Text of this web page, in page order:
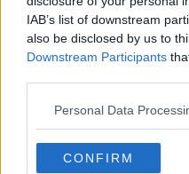
IAB’s list of downstream
also be disclosed by us to
Downstream Participants
Personal Data
CONFIRM
stesse gonfiando la ruota
ha schiacciato . Sul posto,
medicina del lavoro della Asl.